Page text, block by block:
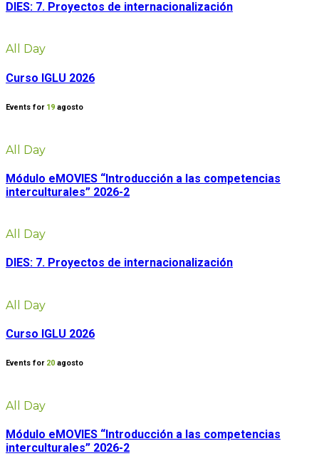
DIES: 7. Proyectos de internacionalización
All Day
Curso IGLU 2026
Events for 19 agosto
All Day
Módulo eMOVIES “Introducción a las competencias
interculturales” 2026-2
All Day
DIES: 7. Proyectos de internacionalización
All Day
Curso IGLU 2026
Events for 20 agosto
All Day
Módulo eMOVIES “Introducción a las competencias
interculturales” 2026-2